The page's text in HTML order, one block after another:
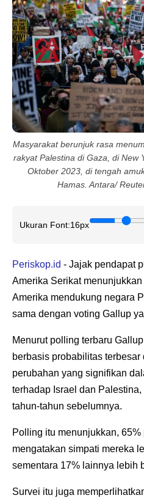
Masyarakat berunjuk rasa
rakyat Palestina di Gaza, di New
Oktober 2023, di tengah
Hamas. Antara/
Ukuran Font:16px
Periskop.id - Jajak pendapat
Amerika Serikat
Amerika mendukung negara
sama dengan voting Gallup
Menurut polling terbaru
berbasis probabilitas terbesar
perubahan yang signifikan
terhadap Israel dan
tahun-tahun sebelumnya.
Polling itu menunjukkan,
mengatakan simpati mereka
sementara 17% lainnya lebih
Survei itu juga